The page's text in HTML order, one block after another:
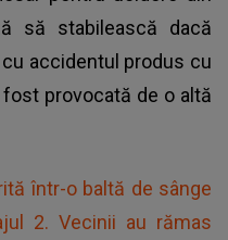
să stabilească dacă
accidentul produs cu
provocată de o altă
într-o baltă de sânge
2. Vecinii au rămas